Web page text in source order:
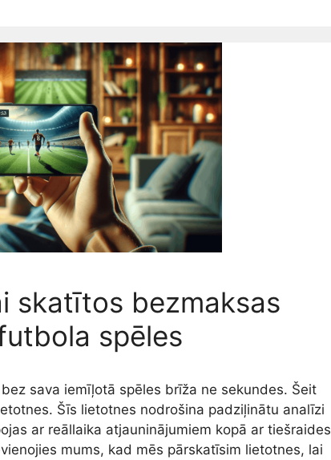
skatītos bezmaksas
spēles
sava iemīļotā spēles brīža ne sekundes. Šeit
Šīs lietotnes nodrošina padziļinātu analīzi
ar reāllaika atjauninājumiem kopā ar tiešraides
mums, kad mēs pārskatīsim lietotnes, lai